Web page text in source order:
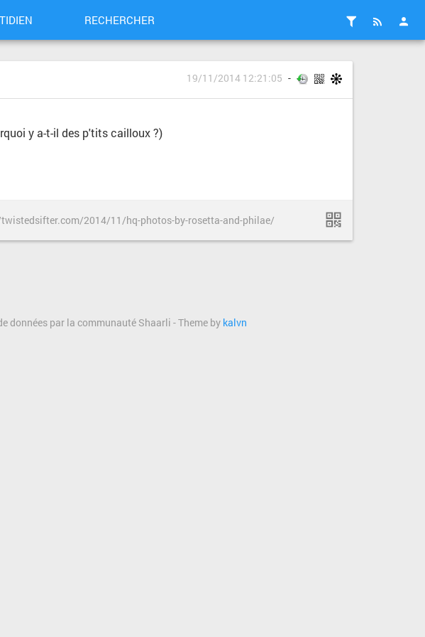
RECHERCHER
19/11/2014 12:21:05
y a-t-il des p'tits cailloux ?)
sonde 2014/11/hq-photos-by-rosetta-and-philae/
données par la communauté Shaarli - Theme by kalvn